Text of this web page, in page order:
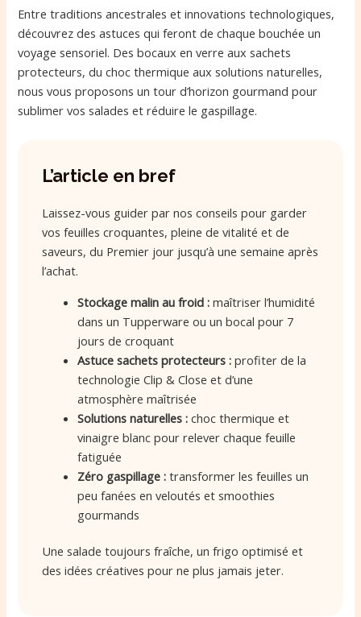
Entre traditions ancestrales et innovations technologiques,
découvrez des astuces qui feront de chaque bouchée un
voyage sensoriel. Des bocaux en verre aux sachets
protecteurs, du choc thermique aux solutions naturelles,
nous vous proposons un tour d’horizon gourmand pour
sublimer vos salades et réduire le gaspillage.
L’article en bref
Laissez-vous guider par nos conseils pour garder
vos feuilles croquantes, pleine de vitalité et de
saveurs, du Premier jour jusqu’à une semaine après
l’achat.
Stockage malin au froid : maîtriser l’humidité
dans un Tupperware ou un bocal pour 7
jours de croquant
Astuce sachets protecteurs : profiter de la
technologie Clip & Close et d’une
atmosphère maîtrisée
Solutions naturelles : choc thermique et
vinaigre blanc pour relever chaque feuille
fatiguée
Zéro gaspillage : transformer les feuilles un
peu fanées en veloutés et smoothies
gourmands
Une salade toujours fraîche, un frigo optimisé et
des idées créatives pour ne plus jamais jeter.